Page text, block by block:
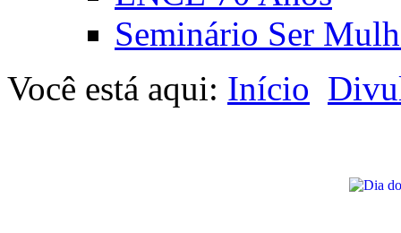
Seminário Ser
Você está aqui: Início